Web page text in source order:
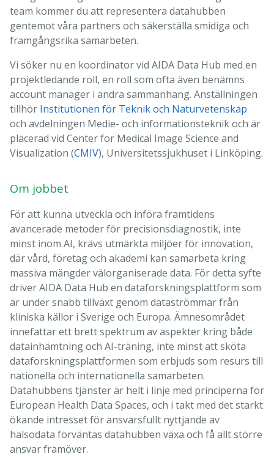
team kommer du att representera datahubben
gentemot våra partners och säkerställa smidiga och
framgångsrika samarbeten.
Vi söker nu en koordinator vid AIDA Data Hub med en
projektledande roll, en roll som ofta även benämns
account manager i andra sammanhang. Anställningen
tillhör Institutionen för Teknik och Naturvetenskap
och avdelningen Medie- och informationsteknik och är
placerad vid Center for Medical Image Science and
Visualization (CMIV), Universitetssjukhuset i Linköping.
Om jobbet
För att kunna utveckla och införa framtidens
avancerade metoder för precisionsdiagnostik, inte
minst inom AI, krävs utmärkta miljöer för innovation,
där vård, företag och akademi kan samarbeta kring
massiva mängder välorganiserade data. För detta syfte
driver AIDA Data Hub en dataforskningsplattform som
är under snabb tillväxt genom dataströmmar från
kliniska källor i Sverige och Europa. Ämnesområdet
innefattar ett brett spektrum av aspekter kring både
datainhämtning och AI-träning, inte minst att sköta
dataforskningsplattformen som erbjuds som resurs till
nationella och internationella samarbeten.
Datahubbens tjänster är helt i linje med principerna för
European Health Data Spaces, och i takt med det starkt
ökande intresset för ansvarsfullt nyttjande av
hälsodata förväntas datahubben växa och få allt större
ansvar framöver.